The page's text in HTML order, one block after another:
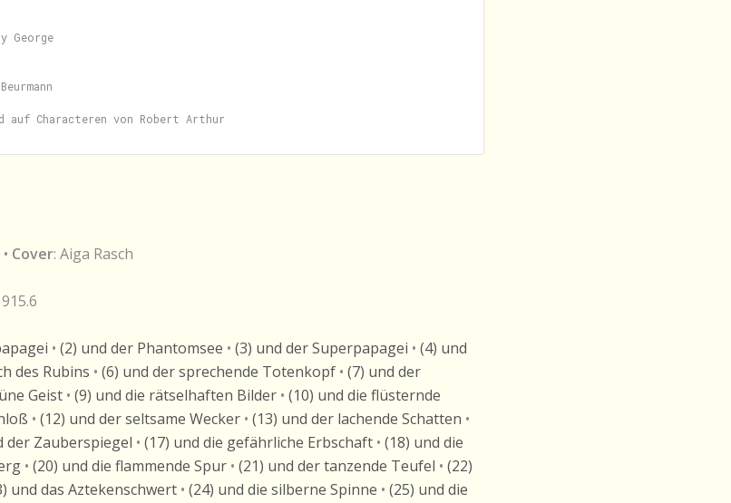
George
Cover: Aiga Rasch
• (2) und der Phantomsee • (3) und der Superpapagei • (4) und
des Rubins • (6) und der sprechende Totenkopf • (7) und der
Geist • (9) und die rätselhaften Bilder • (10) und die flüsternde
• (12) und der seltsame Wecker • (13) und der lachende Schatten •
der Zauberspiegel • (17) und die gefährliche Erbschaft • (18) und die
• (20) und die flammende Spur • (21) und der tanzende Teufel • (22)
und das Aztekenschwert • (24) und die silberne Spinne • (25) und die